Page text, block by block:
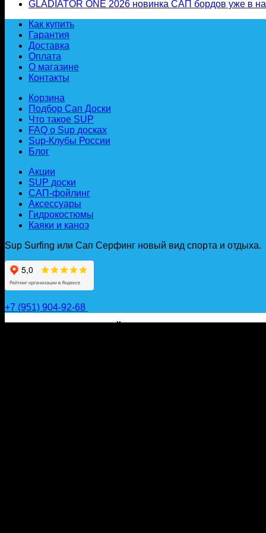
Сезон
GLADIATOR ONE 2026 новинка САП бордов уже в
Как купить
Гарантия
Доставка
Оплата
О магазине
Контакты
Корзина
Подбор Сап Доски
Что такое SUP
FAQ о Sup досках
Sup-Клубы России
Блог
Акции
SUP доски
САП-фойлинг
Аксессуары
Гидрокостюмы
Каяки и каноэ
Sup Surfing или Сап Серфинг новый вид спорта и отдыха.
+7 (951) 904-92-68